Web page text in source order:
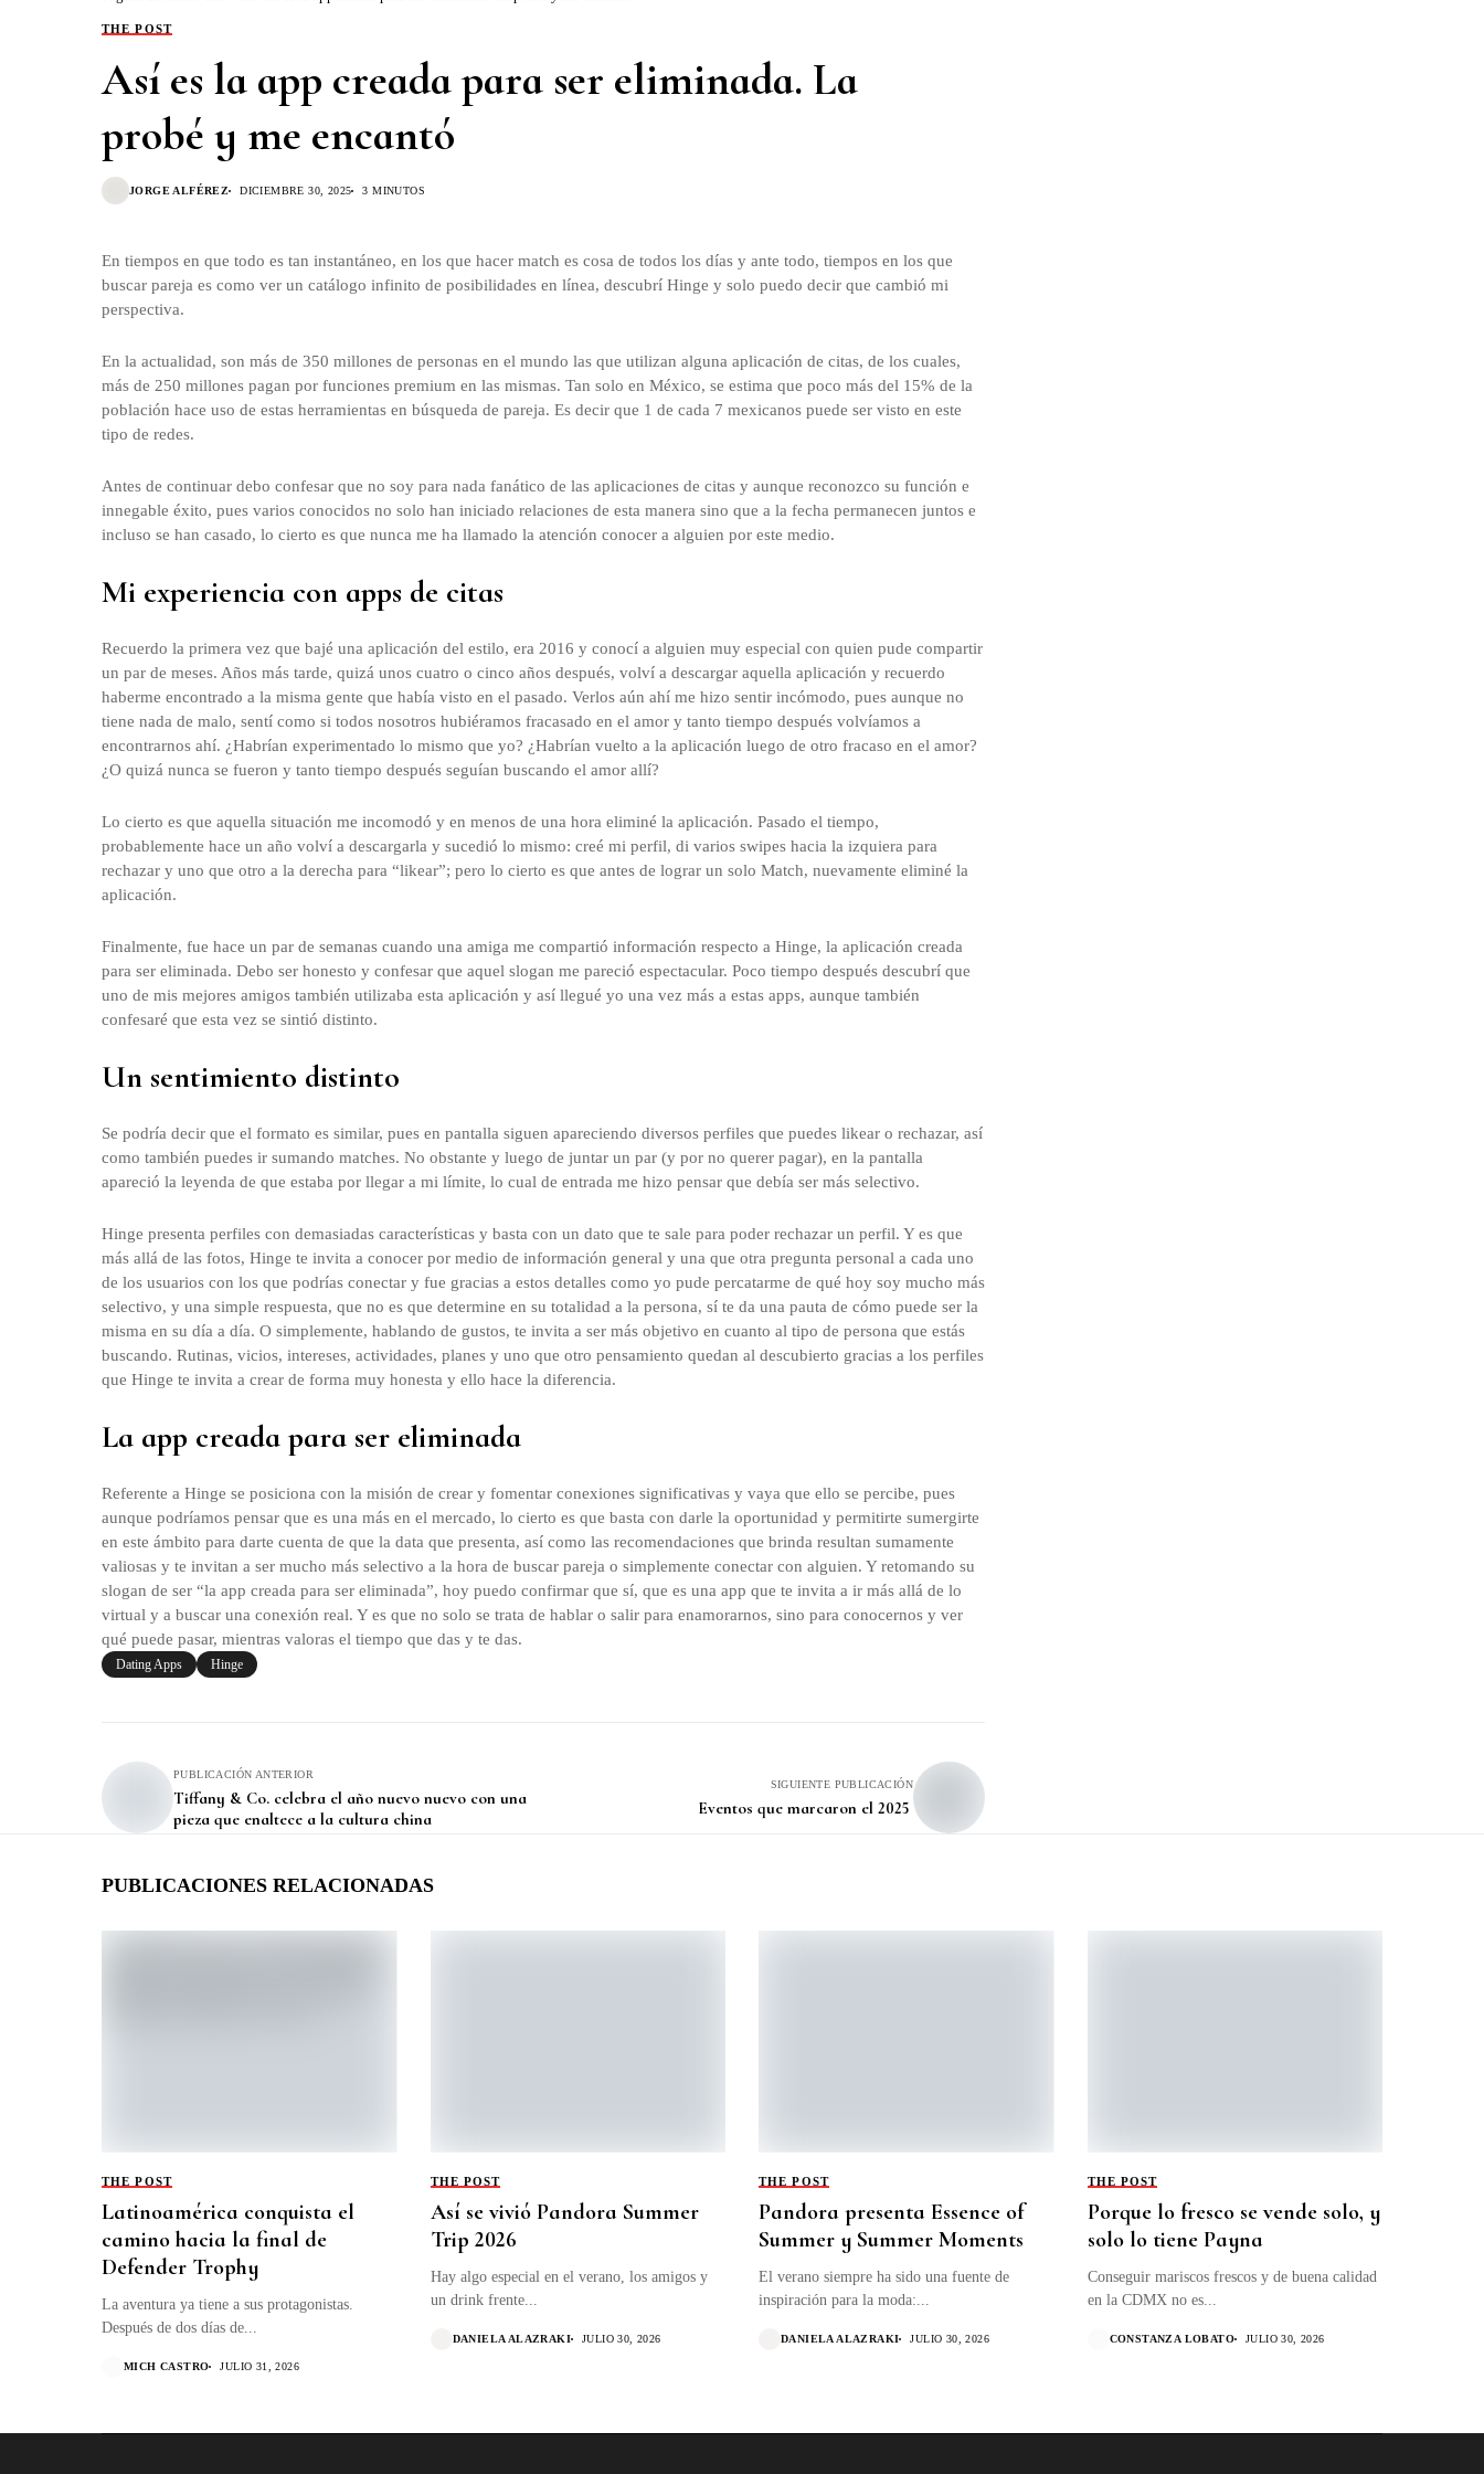
THE POST
Así es la app creada para ser eliminada. La
probé y me encantó
JORGE ALFÉREZ DICIEMBRE 30, 2025 3 MINUTOS
En tiempos en que todo es tan instantáneo, en los que hacer match es cosa de todos los días y ante todo, tiempos en los que
buscar pareja es como ver un catálogo infinito de posibilidades en línea, descubrí Hinge y solo puedo decir que cambió mi
perspectiva.
En la actualidad, son más de 350 millones de personas en el mundo las que utilizan alguna aplicación de citas, de los cuales,
más de 250 millones pagan por funciones premium en las mismas. Tan solo en México, se estima que poco más del 15% de la
población hace uso de estas herramientas en búsqueda de pareja. Es decir que 1 de cada 7 mexicanos puede ser visto en este
tipo de redes.
Antes de continuar debo confesar que no soy para nada fanático de las aplicaciones de citas y aunque reconozco su función e
innegable éxito, pues varios conocidos no solo han iniciado relaciones de esta manera sino que a la fecha permanecen juntos e
incluso se han casado, lo cierto es que nunca me ha llamado la atención conocer a alguien por este medio.
Mi experiencia con apps de citas
Recuerdo la primera vez que bajé una aplicación del estilo, era 2016 y conocí a alguien muy especial con quien pude compartir
un par de meses. Años más tarde, quizá unos cuatro o cinco años después, volví a descargar aquella aplicación y recuerdo
haberme encontrado a la misma gente que había visto en el pasado. Verlos aún ahí me hizo sentir incómodo, pues aunque no
tiene nada de malo, sentí como si todos nosotros hubiéramos fracasado en el amor y tanto tiempo después volvíamos a
encontrarnos ahí. ¿Habrían experimentado lo mismo que yo? ¿Habrían vuelto a la aplicación luego de otro fracaso en el amor?
¿O quizá nunca se fueron y tanto tiempo después seguían buscando el amor allí?
Lo cierto es que aquella situación me incomodó y en menos de una hora eliminé la aplicación. Pasado el tiempo,
probablemente hace un año volví a descargarla y sucedió lo mismo: creé mi perfil, di varios swipes hacia la izquiera para
rechazar y uno que otro a la derecha para “likear”; pero lo cierto es que antes de lograr un solo Match, nuevamente eliminé la
aplicación.
Finalmente, fue hace un par de semanas cuando una amiga me compartió información respecto a Hinge, la aplicación creada
para ser eliminada. Debo ser honesto y confesar que aquel slogan me pareció espectacular. Poco tiempo después descubrí que
uno de mis mejores amigos también utilizaba esta aplicación y así llegué yo una vez más a estas apps, aunque también
confesaré que esta vez se sintió distinto.
Un sentimiento distinto
Se podría decir que el formato es similar, pues en pantalla siguen apareciendo diversos perfiles que puedes likear o rechazar, así
como también puedes ir sumando matches. No obstante y luego de juntar un par (y por no querer pagar), en la pantalla
apareció la leyenda de que estaba por llegar a mi límite, lo cual de entrada me hizo pensar que debía ser más selectivo.
Hinge presenta perfiles con demasiadas características y basta con un dato que te sale para poder rechazar un perfil. Y es que
más allá de las fotos, Hinge te invita a conocer por medio de información general y una que otra pregunta personal a cada uno
de los usuarios con los que podrías conectar y fue gracias a estos detalles como yo pude percatarme de qué hoy soy mucho más
selectivo, y una simple respuesta, que no es que determine en su totalidad a la persona, sí te da una pauta de cómo puede ser la
misma en su día a día. O simplemente, hablando de gustos, te invita a ser más objetivo en cuanto al tipo de persona que estás
buscando. Rutinas, vicios, intereses, actividades, planes y uno que otro pensamiento quedan al descubierto gracias a los perfiles
que Hinge te invita a crear de forma muy honesta y ello hace la diferencia.
La app creada para ser eliminada
Referente a Hinge se posiciona con la misión de crear y fomentar conexiones significativas y vaya que ello se percibe, pues
aunque podríamos pensar que es una más en el mercado, lo cierto es que basta con darle la oportunidad y permitirte sumergirte
en este ámbito para darte cuenta de que la data que presenta, así como las recomendaciones que brinda resultan sumamente
valiosas y te invitan a ser mucho más selectivo a la hora de buscar pareja o simplemente conectar con alguien. Y retomando su
slogan de ser “la app creada para ser eliminada”, hoy puedo confirmar que sí, que es una app que te invita a ir más allá de lo
virtual y a buscar una conexión real. Y es que no solo se trata de hablar o salir para enamorarnos, sino para conocernos y ver
qué puede pasar, mientras valoras el tiempo que das y te das.
Dating Apps Hinge
PUBLICACIÓN ANTERIOR
Tiffany & Co. celebra el año nuevo nuevo con una
pieza que enaltece a la cultura china
SIGUIENTE PUBLICACIÓN
Eventos que marcaron el 2025
PUBLICACIONES RELACIONADAS
THE POST
Latinoamérica conquista el
camino hacia la final de
Defender Trophy
La aventura ya tiene a sus protagonistas.
Después de dos días de...
MICH CASTRO JULIO 31, 2026
THE POST
Así se vivió Pandora Summer
Trip 2026
Hay algo especial en el verano, los amigos y
un drink frente...
DANIELA ALAZRAKI JULIO 30, 2026
THE POST
Pandora presenta Essence of
Summer y Summer Moments
El verano siempre ha sido una fuente de
inspiración para la moda:...
DANIELA ALAZRAKI JULIO 30, 2026
THE POST
Porque lo fresco se vende solo, y
solo lo tiene Payna
Conseguir mariscos frescos y de buena calidad
en la CDMX no es...
CONSTANZA LOBATO JULIO 30, 2026